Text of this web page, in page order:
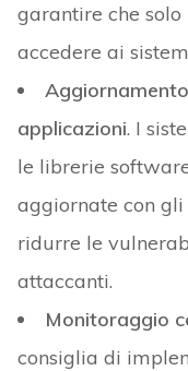
garantire che solo
accedere ai
applicazioni. I
le librerie
aggiornate con
ridurre le
attaccanti.
Monitoraggio
consiglia di